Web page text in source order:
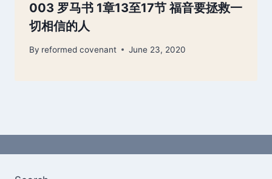
003 罗马书 1章13至17节 福音要拯救一
切相信的人
By reformed covenant June 23, 2020